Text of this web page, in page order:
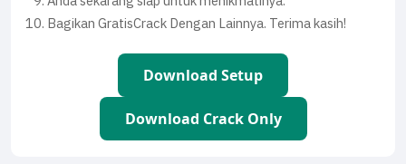
Bagikan GratisCrack Dengan Lainnya. Terima kasih!
Download Setup
Download Crack Only